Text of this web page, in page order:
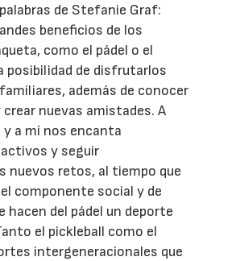
de Stefanie Graf:
beneficios de los
como el pádel o el
posibilidad de disfrutarlos
además de conocer
nuevas amistades. A
y a mí nos encanta
y seguir
nuevos retos, al tiempo que
componente social y de
hacen del pádel un deporte
el pickleball como el
intergeneracionales que